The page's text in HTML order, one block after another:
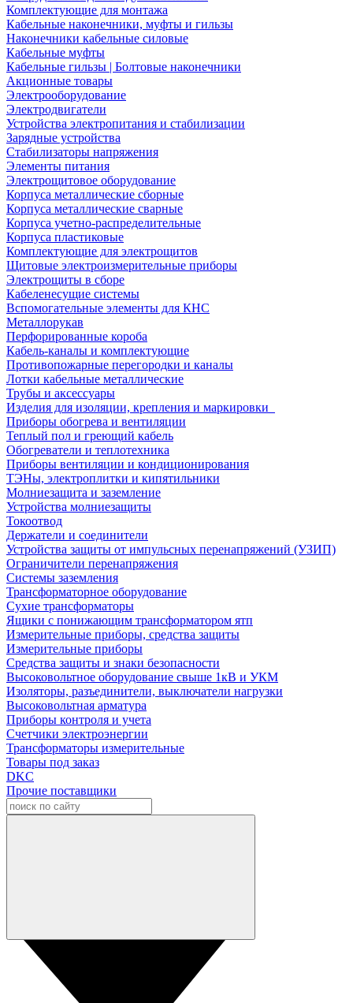
Комплектующие для монтажа
Кабельные наконечники, муфты и гильзы
Наконечники кабельные силовые
Кабельные муфты
Кабельные гильзы | Болтовые наконечники
Акционные товары
Электрооборудование
Электродвигатели
Устройства электропитания и стабилизации
Зарядные устройства
Стабилизаторы напряжения
Элементы питания
Электрощитовое оборудование
Корпуса металлические сборные
Корпуса металлические сварные
Корпуса учетно-распределительные
Корпуса пластиковые
Комплектующие для электрощитов
Щитовые электроизмерительные приборы
Электрощиты в сборе
Кабеленесущие системы
Вспомогательные элементы для КНС
Металлорукав
Перфорированные короба
Кабель-каналы и комплектующие
Противопожарные перегородки и каналы
Лотки кабельные металлические
Трубы и аксессуары
Изделия для изоляции, крепления и маркировки
Приборы обогрева и вентиляции
Теплый пол и греющий кабель
Обогреватели и теплотехника
Приборы вентиляции и кондиционирования
ТЭНы, электроплитки и кипятильники
Молниезащита и заземление
Устройства молниезащиты
Токоотвод
Держатели и соединители
Устройства защиты от импульсных перенапряжений (УЗИП)
Ограничители перенапряжения
Системы заземления
Трансформаторное оборудование
Сухие трансформаторы
Ящики с понижающим трансформатором ятп
Измерительные приборы, средства защиты
Измерительные приборы
Средства защиты и знаки безопасности
Высоковольтное оборудование свыше 1кВ и УКМ
Изоляторы, разъединители, выключатели нагрузки
Высоковольтная арматура
Приборы контроля и учета
Счетчики электроэнергии
Трансформаторы измерительные
Товары под заказ
DKC
Прочие поставщики